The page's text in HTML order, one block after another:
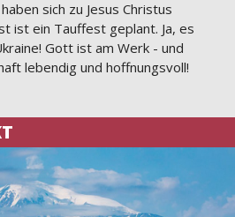
sich zu Jesus Christus
ist ein Tauffest geplant. Ja, es
Gott ist am Werk - und
lebendig und hoffnungsvoll!